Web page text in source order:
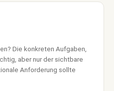
Die konkreten Aufgaben,
aber nur der sichtbare
Anforderung sollte